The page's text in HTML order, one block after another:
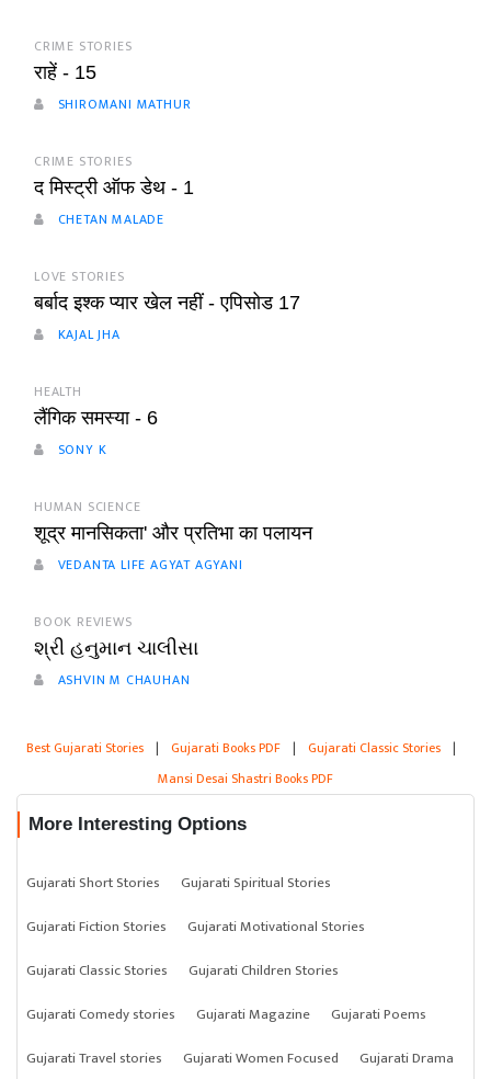
CRIME STORIES
राहें - 15
SHIROMANI MATHUR
CRIME STORIES
द मिस्ट्री ऑफ डेथ - 1
CHETAN MALADE
LOVE STORIES
बर्बाद इश्क प्यार खेल नहीं - एपिसोड 17
KAJAL JHA
HEALTH
लैंगिक समस्या - 6
SONY K
HUMAN SCIENCE
शूद्र मानसिकता' और प्रतिभा का पलायन
VEDANTA LIFE AGYAT AGYANI
BOOK REVIEWS
શ્રી હનુમાન ચાલીસા
ASHVIN M CHAUHAN
Best Gujarati Stories | Gujarati Books PDF | Gujarati Classic Stories |
Mansi Desai Shastri Books PDF
More Interesting Options
Gujarati Short Stories
Gujarati Spiritual Stories
Gujarati Fiction Stories
Gujarati Motivational Stories
Gujarati Classic Stories
Gujarati Children Stories
Gujarati Comedy stories
Gujarati Magazine
Gujarati Poems
Gujarati Travel stories
Gujarati Women Focused
Gujarati Drama